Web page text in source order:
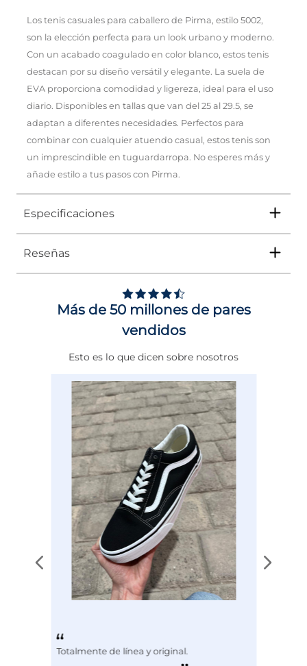
Los tenis casuales para caballero de Pirma, estilo 5002,
son la elección perfecta para un look urbano y moderno.
Con un acabado coagulado en color blanco, estos tenis
destacan por su diseño versátil y elegante. La suela de
EVA proporciona comodidad y ligereza, ideal para el uso
diario. Disponibles en tallas que van del 25 al 29.5, se
adaptan a diferentes necesidades. Perfectos para
combinar con cualquier atuendo casual, estos tenis son
un imprescindible en tuguardarropa. No esperes más y
añade estilo a tus pasos con Pirma.
Especificaciones
Tipo
Género Hombre
DE 0 A 4 cms
NORMAL
BLANCO
COMBATE
Reseñas
Más de 50 millones de pares
vendidos
Esto es lo que dicen sobre nosotros
Totalmente de línea y original.